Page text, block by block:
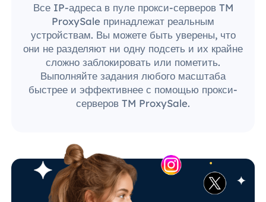
Все IP-адреса в пуле прокси-серверов TM
ProxySale принадлежат реальным
устройствам. Вы можете быть уверены, что
они не разделяют ни одну подсеть и их крайне
сложно заблокировать или пометить.
Выполняйте задания любого масштаба
быстрее и эффективнее с помощью прокси-
серверов TM ProxySale.